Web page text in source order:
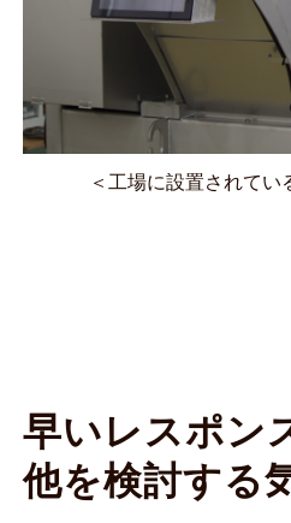
＜工場に設置されて
早いレスポン
他を検討する